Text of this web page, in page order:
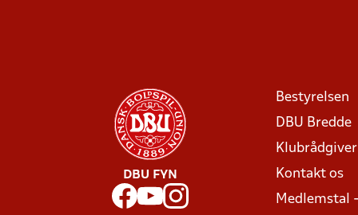
DBU FYN
Bestyrelsen
DBU Bredde
Kontakt os
Medlemstal